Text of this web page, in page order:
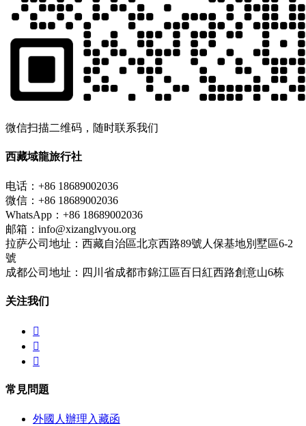
微信扫描二维码，随时联系我们
西藏域龍旅行社
电话：+86 18689002036
微信：+86 18689002036
WhatsApp：+86 18689002036
邮箱：info@xizanglvyou.org
拉萨公司地址：西藏自治區北京西路89號人保基地別墅區6-2
號
成都公司地址：四川省成都市錦江區百日紅西路創意山6栋
关注我们



常見問題
外國人辦理入藏函